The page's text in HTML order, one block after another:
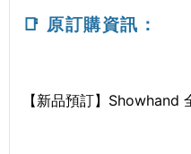
📑 原訂購資訊：
【新品預訂】Showhand